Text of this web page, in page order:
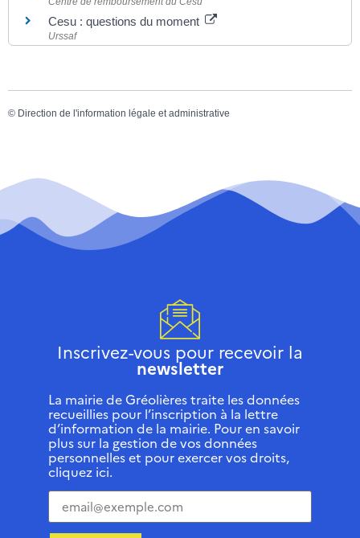
Cesu : questions du moment
Urssaf
© Direction de l'information légale et administrative
Inscrivez-vous pour recevoir la
newsletter
La mairie de Gréolières traite les données
recueillies pour l’inscription à la lettre
d’information de la mairie. Pour en savoir
plus sur la gestion de vos données
personnelles et pour exercer vos droits,
cliquez ici.